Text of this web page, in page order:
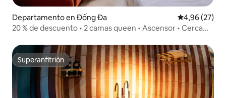
Departamento en Đống Đa Calificación
4,96 (27)
20 % de descuento • 2 camas queen • Ascensor • Cerca
Superanfitrión
Superanfitrión